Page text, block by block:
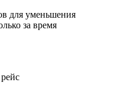
для уменьшения
за время